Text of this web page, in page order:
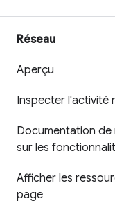
Réseau
Aperçu
Inspecter l'activité
Documentation
sur les
Afficher les
page